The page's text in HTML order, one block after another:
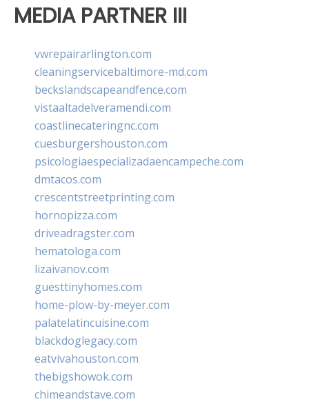
MEDIA PARTNER III
vwrepairarlington.com
cleaningservicebaltimore-md.com
beckslandscapeandfence.com
vistaaltadelveramendi.com
coastlinecateringnc.com
cuesburgershouston.com
psicologiaespecializadaencampeche.com
dmtacos.com
crescentstreetprinting.com
hornopizza.com
driveadragster.com
hematologa.com
lizaivanov.com
guesttinyhomes.com
home-plow-by-meyer.com
palatelatincuisine.com
blackdoglegacy.com
eatvivahouston.com
thebigshowok.com
chimeandstave.com